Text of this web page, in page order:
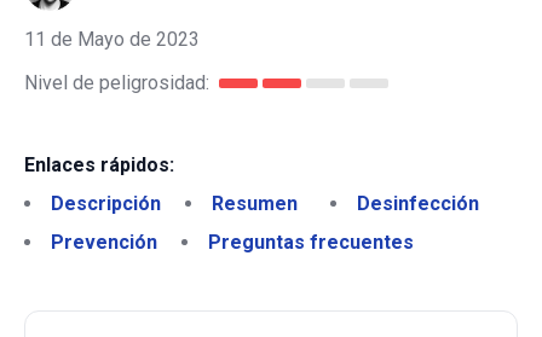
11 de Mayo de 2023
Nivel de peligrosidad:
Enlaces rápidos:
Descripción
Resumen
Desinfección
Prevención
Preguntas frecuentes